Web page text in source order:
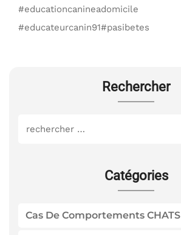
#educationcanineadomicile
#educateurcanin91#pasibetes
Rechercher
Catégories
Cas De Comportements CHATS